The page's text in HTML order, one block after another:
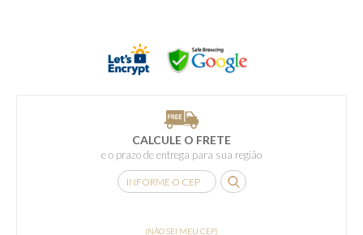
CALCULE O FRETE
e o prazo de entrega para sua região
(NÃO SEI MEU CEP)